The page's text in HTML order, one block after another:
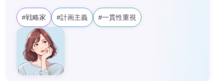
#戦略家 #計画主義 #一貫性重視